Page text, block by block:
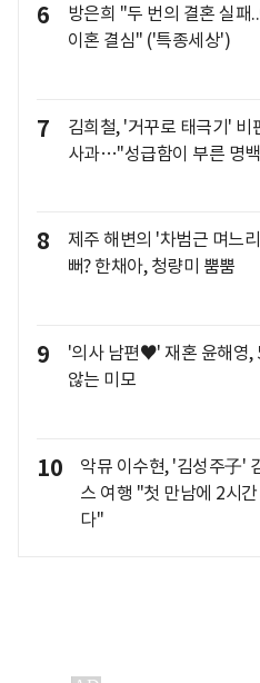
6
방은희 "두 번의 결혼 실패
이혼 결심" ('특종세상')
7
김희철, '거꾸로 태극기' 비
사과…"성급함이 부른 명
8
제주 해변의 '차범근 며느
뻐? 한채아, 청량미 뿜뿜
9
'의사 남편♥' 재혼 윤해영,
않는 미모
10
악뮤 이수현, '김성주子'
스 여행 "첫 만남에 2시
다"